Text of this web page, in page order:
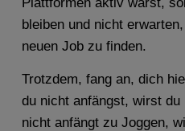
bleiben und nicht
neuen Job zu finden.
Trotzdem, fang an, dich
du nicht anfängst, wirst
nicht anfängt zu Joggen,